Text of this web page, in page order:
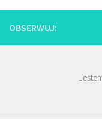
OBSERWUJ: